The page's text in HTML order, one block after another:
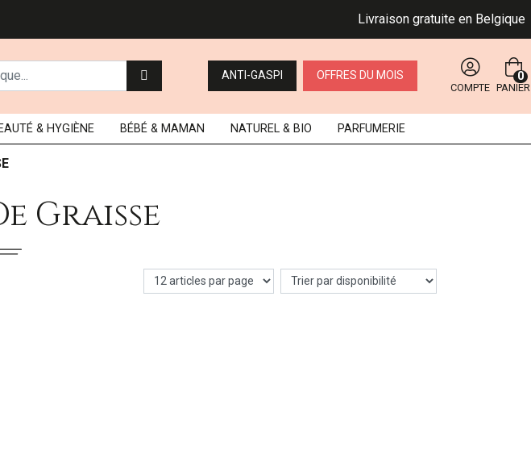
Livraison gratuite en Belgique
ANTI-GASPI OFFRES DU MOIS
COMPTE PANIER
0
& HYGIÈNE BÉBÉ & MAMAN NATUREL & BIO PARFUMERIE
Graisse